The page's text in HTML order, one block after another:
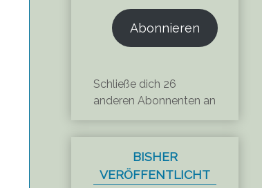
Abonnieren
Schließe dich 26
anderen Abonnenten an
BISHER
VERÖFFENTLICHT